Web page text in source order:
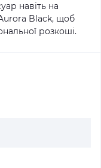
навіть на
Black, щоб
розкоші.